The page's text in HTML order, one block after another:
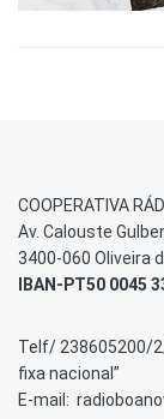
COOPERATIVA
Av. Calouste
3400-060 Oliveira
IBAN-PT50 0045
Telf/ 238605200/
fixa nacional”
E-mail: